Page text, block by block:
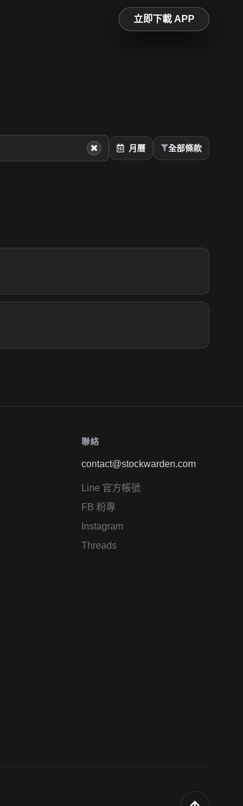
立即下載 APP
月曆 全部條款
聯絡
contact@stockwarden.com
Line 官方帳號
FB 粉專
Instagram
Threads